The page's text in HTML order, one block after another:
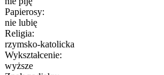
Papierosy:
nie lubię
Religia:
rzymsko-katolicka
Wykształcenie:
wyższe